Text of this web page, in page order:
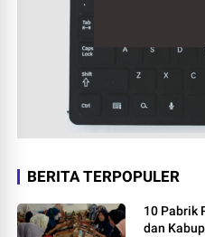
BERITA TERPOPULER
10 Pabrik
dan